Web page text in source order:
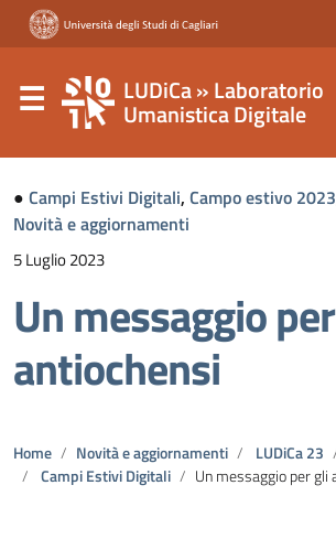
LUDiCa » Laboratorio
Umanistica Digitale
● Campi Estivi Digitali, Campo estivo 2023
Novità e aggiornamenti
5 Luglio 2023
Un messaggio
antiochensi
Home Novità e aggiornamenti LUDiCa 23
Campi Estivi Digitali
Un messaggio per gli